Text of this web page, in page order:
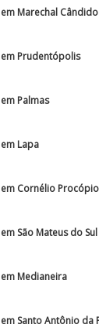
Marechal
Prudentópolis
Palmas
Lapa
Cornélio Procópio
São Mateus do Sul
Medianeira
Santo Antônio da